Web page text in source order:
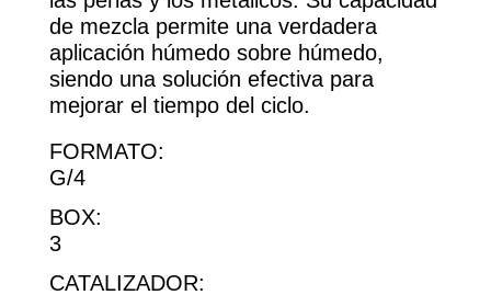
de mezcla permite una verdadera
aplicación húmedo sobre húmedo,
siendo una solución efectiva para
mejorar el tiempo del ciclo.
FORMATO:
G/4
BOX:
3
CATALIZADOR: